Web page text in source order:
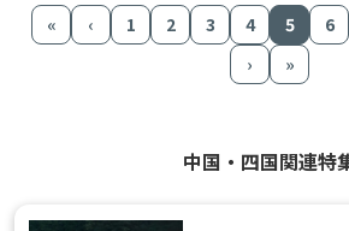
« ‹ 1 2 3 4 5 6
›
»
中国・四国関連特